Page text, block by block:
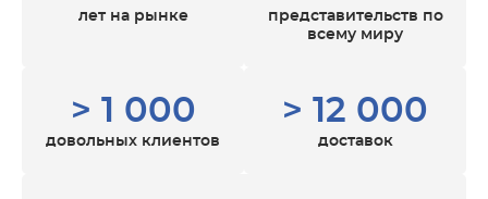
лет на рынке
представительств по
всему миру
> 1 000
довольных клиентов
> 12 000
доставок